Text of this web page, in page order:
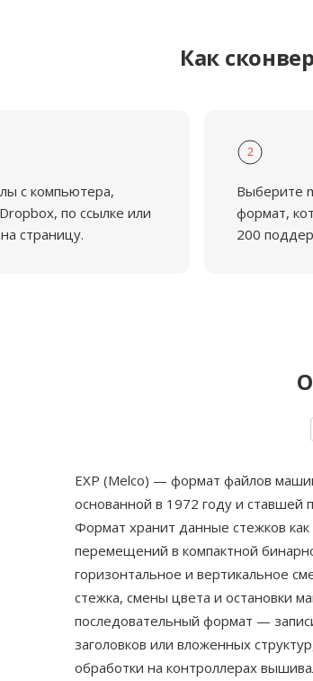
Как
с компьютера,
по ссылке или
страницу.
2
Выберите
формат,
200
EXP (Melco) — формат файлов
основанной в 1972 году и
Формат хранит данные стежков
перемещений в компактной
горизонтальное и вертикальное
стежка, смены цвета и остановки
последовательный формат —
заголовков или вложенных
обработки на контроллерах